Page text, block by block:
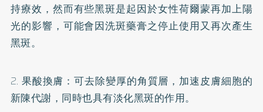
持療效，然而有些黑斑是起因於女性荷爾蒙再加上陽
光的影響，可能會因洗斑藥膏之停止使用又再次產生
黑斑。
2. 果酸換膚：可去除變厚的角質層，加速皮膚細胞的
新陳代謝，同時也具有淡化黑斑的作用。